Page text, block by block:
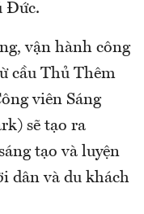
Đức.
vận hành công
cầu Thủ Thêm
viên Sáng
sẽ tạo ra
tạo và luyện
dân và du khách